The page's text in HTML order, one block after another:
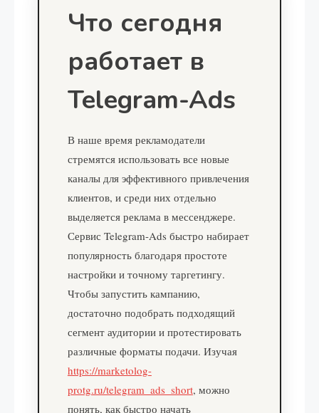
Что сегодня
работает в
Telegram-Ads
В наше время рекламодатели
стремятся использовать все новые
каналы для эффективного привлечения
клиентов, и среди них отдельно
выделяется реклама в мессенджере.
Сервис Telegram-Ads быстро набирает
популярность благодаря простоте
настройки и точному таргетингу.
Чтобы запустить кампанию,
достаточно подобрать подходящий
сегмент аудитории и протестировать
различные форматы подачи. Изучая
https://marketolog-
protg.ru/telegram_ads_short, можно
понять, как быстро начать